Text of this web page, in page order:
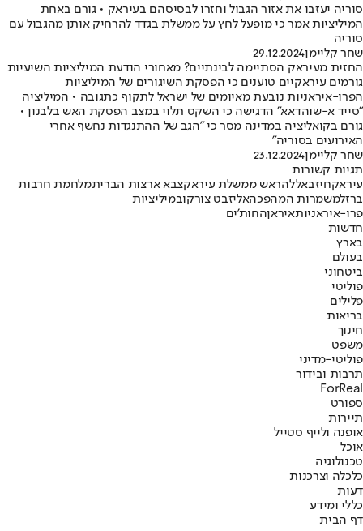
סוריה יעזבו את אזור הגבול וחזרו לבסיסהם בעיראק • גורם באחת
המיליציות אמר כי מופעל לחץ על ממשלת בגדד להרחיק אותן מהגבול עם
סוריה
שחר קליימן29.12.2024
החזית מעיראק הסתיימה לבינתיים? מאחורי הודעת המיליציות השיעיות
גורמים עיראקיים טוענים כי הפסקת השיגורים של המיליציות
הפרו-איראניות נובעת מאיומים של ישראל לתקוף כתגובה • המיליציה
"סייד א-שוהדאא" הדגישה כי השקט תלוי במצב הפסקת האש בלבנון •
גורם בקואליציה במדינה מסר כי "הגב של ההתנגדות נחשף אחרי
האירועים בסוריה"
שחר קליימן23.12.2024
תגיות קשורות
עיראקחיזבאללהראש ממשלת עיראקצבא ארצות הבריתמלחמת חרבות
ברזלמשמרות המהפכהאליזבט צורקובמיליציות
פרו-איראניותאיראןהחות'ים
חדשות
בארץ
בעולם
ביטחוני
פוליטי
פלילים
בריאות
חינוך
משפט
פוליטי-מדיני
תרבות ובידור
ForReal
ספורט
תיירות
אופנה ולייף סטייל
אוכל
טכנולוגיה
כלכלה וצרכנות
דעות
כללי ומידע
דף הבית